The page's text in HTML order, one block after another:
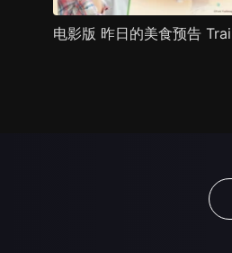
电影版 昨日的美食预告